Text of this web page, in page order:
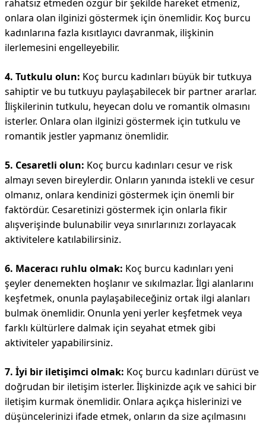
rahatsız etmeden özgür bir şekilde hareket etmeniz,
onlara olan ilginizi göstermek için önemlidir. Koç burcu
kadınlarına fazla kısıtlayıcı davranmak, ilişkinin
ilerlemesini engelleyebilir.
4. Tutkulu olun: Koç burcu kadınları büyük bir tutkuya
sahiptir ve bu tutkuyu paylaşabilecek bir partner ararlar.
İlişkilerinin tutkulu, heyecan dolu ve romantik olmasını
isterler. Onlara olan ilginizi göstermek için tutkulu ve
romantik jestler yapmanız önemlidir.
5. Cesaretli olun: Koç burcu kadınları cesur ve risk
almayı seven bireylerdir. Onların yanında istekli ve cesur
olmanız, onlara kendinizi göstermek için önemli bir
faktördür. Cesaretinizi göstermek için onlarla fikir
alışverişinde bulunabilir veya sınırlarınızı zorlayacak
aktivitelere katılabilirsiniz.
6. Maceracı ruhlu olmak: Koç burcu kadınları yeni
şeyler denemekten hoşlanır ve sıkılmazlar. İlgi alanlarını
keşfetmek, onunla paylaşabileceğiniz ortak ilgi alanları
bulmak önemlidir. Onunla yeni yerler keşfetmek veya
farklı kültürlere dalmak için seyahat etmek gibi
aktiviteler yapabilirsiniz.
7. İyi bir iletişimci olmak: Koç burcu kadınları dürüst ve
doğrudan bir iletişim isterler. İlişkinizde açık ve sahici bir
iletişim kurmak önemlidir. Onlara açıkça hislerinizi ve
düşüncelerinizi ifade etmek, onların da size açılmasını